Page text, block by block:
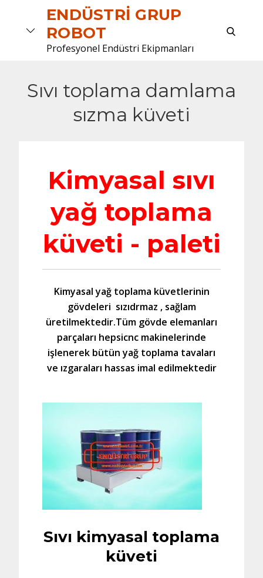
ENDÜSTRI GRUP
ROBOT
Profesyonel Endüstri Ekipmanları
search
Sıvı toplama damlama
sızma küveti
Kimyasal sıvı
yağ toplama
küveti - paleti
Kimyasal yağ toplama küvetlerinin
gövdeleri sızıdrmaz , sağlam
üretilmektedir.Tüm gövde elemanları
parçaları hepsicnc makinelerinde
işlenerek bütün yağ toplama tavaları
ve ızgaraları hassas imal edilmektedir
Sıvı kimyasal toplama
küveti